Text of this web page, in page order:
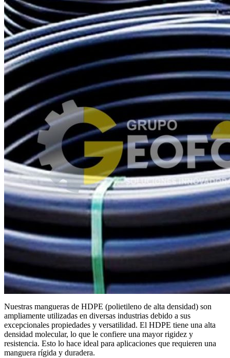
Nuestras mangueras de HDPE (polietileno de alta densidad) son
ampliamente utilizadas en diversas industrias debido a sus
excepcionales propiedades y versatilidad. El HDPE tiene una alta
densidad molecular, lo que le confiere una mayor rigidez y
resistencia. Esto lo hace ideal para aplicaciones que requieren una
manguera rígida y duradera.